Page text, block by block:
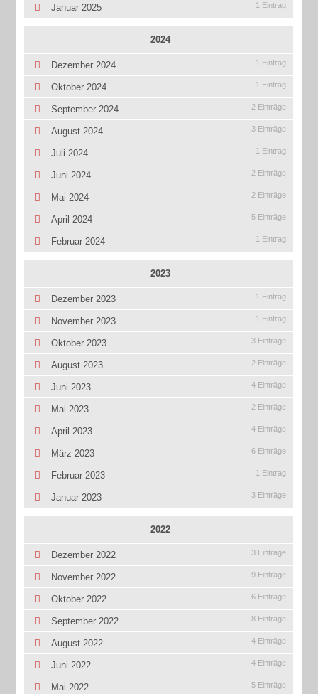
Januar 2025 1 Eintrag
2024
Dezember 2024 1 Eintrag
Oktober 2024 1 Eintrag
September 2024 2 Einträge
August 2024 3 Einträge
Juli 2024 1 Eintrag
Juni 2024 2 Einträge
Mai 2024 2 Einträge
April 2024 5 Einträge
Februar 2024 1 Eintrag
2023
Dezember 2023 1 Eintrag
November 2023 1 Eintrag
Oktober 2023 3 Einträge
August 2023 2 Einträge
Juni 2023 4 Einträge
Mai 2023 2 Einträge
April 2023 4 Einträge
März 2023 6 Einträge
Februar 2023 1 Eintrag
Januar 2023 3 Einträge
2022
Dezember 2022 3 Einträge
November 2022 9 Einträge
Oktober 2022 6 Einträge
September 2022 8 Einträge
August 2022 4 Einträge
Juni 2022 4 Einträge
Mai 2022 5 Einträge